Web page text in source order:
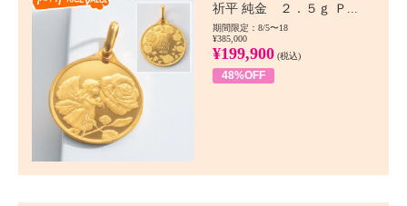
祈平 純金 ２．５ｇ Ｐ...
期間限定：8/5〜18
¥385,000
¥199,900 (税込)
48%OFF